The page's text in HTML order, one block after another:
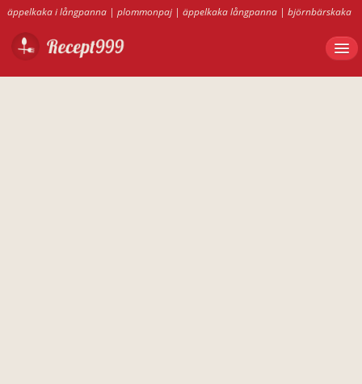
äppelkaka i långpanna| plommonpaj| äppelkaka långpanna| björnbärskaka
|kasslerpaj arraksbollar
äppelkaka
davosgröt